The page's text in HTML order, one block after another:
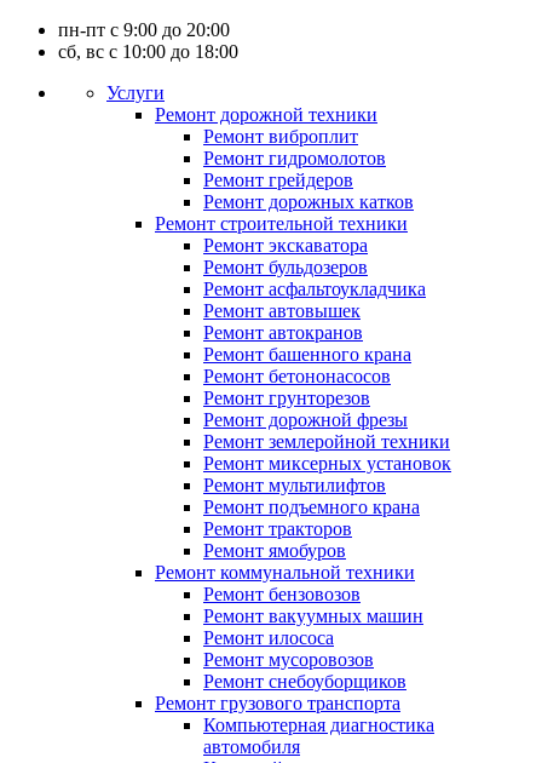
пн-пт с 9:00 до 20:00
сб, вс с 10:00 до 18:00
Услуги
Ремонт дорожной техники
Ремонт виброплит
Ремонт гидромолотов
Ремонт грейдеров
Ремонт дорожных катков
Ремонт строительной техники
Ремонт экскаватора
Ремонт бульдозеров
Ремонт асфальтоукладчика
Ремонт автовышек
Ремонт автокранов
Ремонт башенного крана
Ремонт бетононасосов
Ремонт грунторезов
Ремонт дорожной фрезы
Ремонт землеройной техники
Ремонт миксерных установок
Ремонт мультилифтов
Ремонт подъемного крана
Ремонт тракторов
Ремонт ямобуров
Ремонт коммунальной техники
Ремонт бензовозов
Ремонт вакуумных машин
Ремонт илососа
Ремонт мусоровозов
Ремонт снебоуборщиков
Ремонт грузового транспорта
Компьютерная диагностика
автомобиля